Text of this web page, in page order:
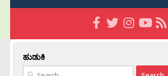
ಹುಡುಕಿ
Search